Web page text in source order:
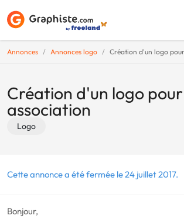
Annonces Annonces logo Création d'un logo
Création d'un logo
association
Logo
Cette annonce a été fermée le 24 juillet 2017.
Bonjour,